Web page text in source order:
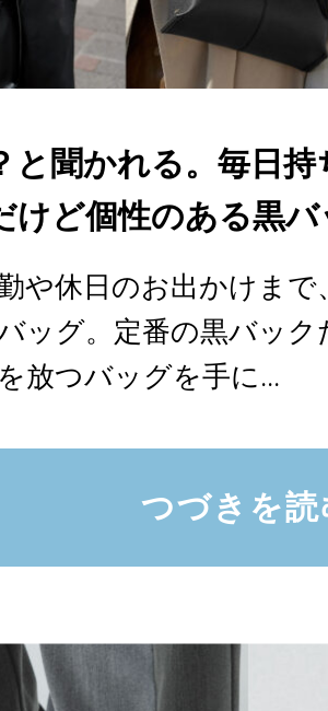
と聞かれる。毎日
けど個性のある黒
や休日のお出かけま
ッグ。定番の黒バッ
放つバッグを手に...
つづきを読